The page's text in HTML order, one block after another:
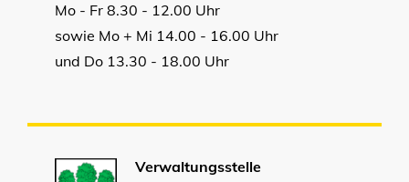
Mo - Fr 8.30 - 12.00 Uhr
sowie Mo + Mi 14.00 - 16.00 Uhr
und Do 13.30 - 18.00 Uhr
Verwaltungsstelle